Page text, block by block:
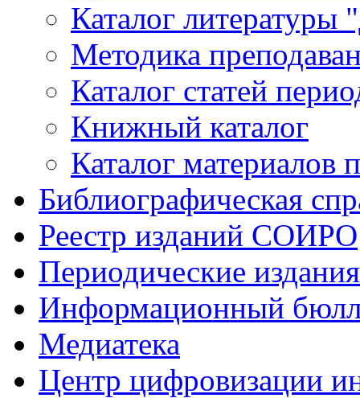
Каталог литературы
Методика
Каталог статей
Книжный каталог
Каталог материалов
Библиографическая
Реестр изданий СОИРО
Периодические
Информационный
Медиатека
Центр цифровизации